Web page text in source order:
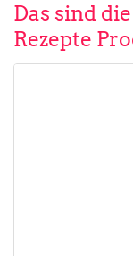
Das sind
Rezepte